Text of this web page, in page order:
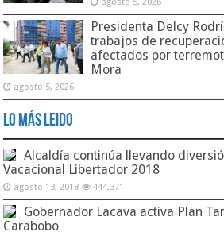
Presidenta Delcy
trabajos de
afectados por
Mora
agosto 5, 2026
Lo Más Leido
Alcaldía continúa llevando
Vacacional Libertador 2018
agosto 13, 2018 444,371
Gobernador Lacava activa Plan
Carabobo